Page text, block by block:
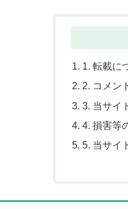
1. 転載に
2. コメン
3. 当サイ
4. 損害等
5. 当サイ